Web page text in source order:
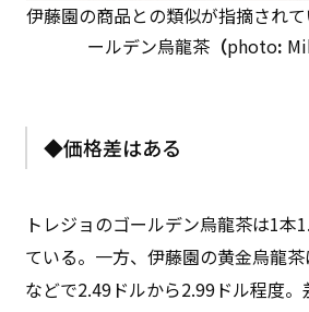
伊藤園の商品との類似が指摘され
ールデン烏龍茶（photo:
◆価格差はある
トレジョのゴールデン烏龍茶は1本
ている。一方、伊藤園の黄金烏龍
などで2.49ドルから2.99ドル程度